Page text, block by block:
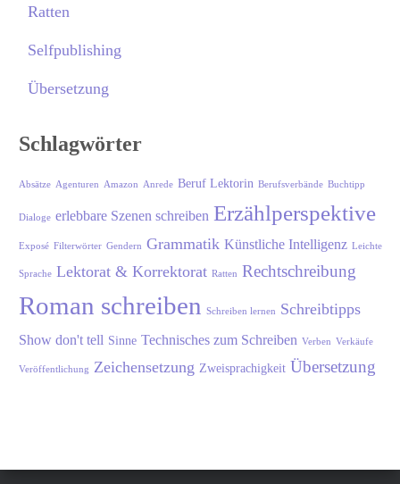
Ratten
Selfpublishing
Übersetzung
Schlagwörter
Absätze Agenturen Amazon Anrede Beruf Lektorin Berufsverbände Buchtipp
Dialoge erlebbare Szenen schreiben Erzählperspektive
Exposé Filterwörter Gendern Grammatik Künstliche Intelligenz Leichte
Sprache Lektorat & Korrektorat Ratten Rechtschreibung
Roman schreiben Schreiben lernen Schreibtipps
Show don't tell Sinne Technisches zum Schreiben Verben Verkäufe
Veröffentlichung Zeichensetzung Zweisprachigkeit Übersetzung